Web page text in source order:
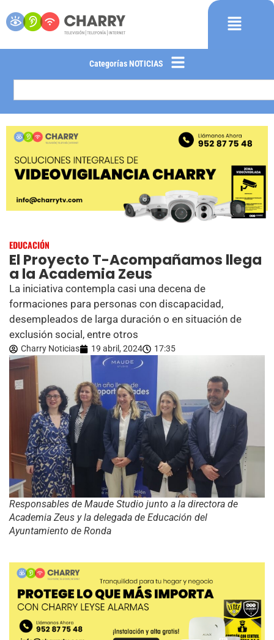
Categorías NOTICIAS
EDUCACIÓN
El Proyecto T-Acompañamos llega
a la Academia Zeus
La iniciativa contempla casi una decena de
formaciones para personas con discapacidad,
desempleados de larga duración o en situación de
exclusión social, entre otros
Charry Noticias 19 abril, 2024 17:35
Responsables de Maude Studio junto a la directora de
Academia Zeus y la delegada de Educación del
Ayuntamiento de Ronda